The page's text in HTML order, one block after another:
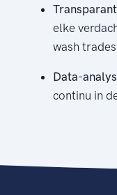
elke
wash
Data-
continu in